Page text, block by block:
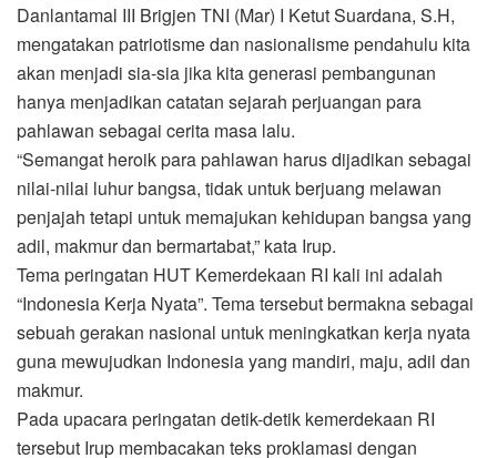
Danlantamal III Brigjen TNI (Mar) I Ketut Suardana, S.H,
mengatakan patriotisme dan nasionalisme pendahulu kita
akan menjadi sia-sia jika kita generasi pembangunan
hanya menjadikan catatan sejarah perjuangan para
pahlawan sebagai cerita masa lalu.
“Semangat heroik para pahlawan harus dijadikan sebagai
nilai-nilai luhur bangsa, tidak untuk berjuang melawan
penjajah tetapi untuk memajukan kehidupan bangsa yang
adil, makmur dan bermartabat,” kata Irup.
Tema peringatan HUT Kemerdekaan RI kali ini adalah
“Indonesia Kerja Nyata”. Tema tersebut bermakna sebagai
sebuah gerakan nasional untuk meningkatkan kerja nyata
guna mewujudkan Indonesia yang mandiri, maju, adil dan
makmur.
Pada upacara peringatan detik-detik kemerdekaan RI
tersebut Irup membacakan teks proklamasi dengan